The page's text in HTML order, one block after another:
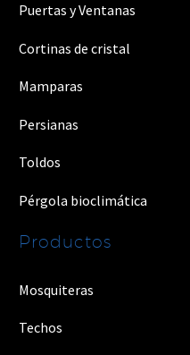
Puertas y Ventanas
Cortinas de cristal
Mamparas
Persianas
Toldos
Pérgola bioclimática
Productos
Mosquiteras
Techos